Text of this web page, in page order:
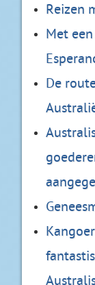
Reizen
Met
De